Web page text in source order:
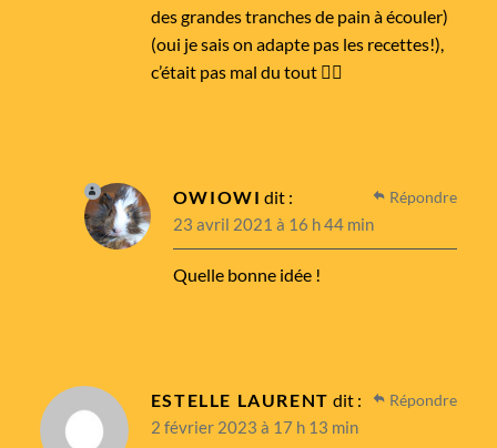
des grandes tranches de pain à écouler)
(oui je sais on adapte pas les recettes!),
c’était pas mal du tout 👌🏼
OWIOWI dit :
23 avril 2021 à 16 h 44 min
Quelle bonne idée !
Répondre
ESTELLE LAURENT dit :
2 février 2023 à 17 h 13 min
Répondre